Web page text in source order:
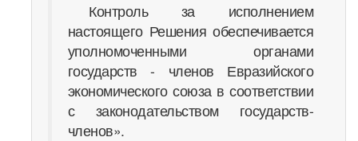
Контроль за исполнением
настоящего Решения обеспечивается
уполномоченными органами
государств - членов Евразийского
экономического союза в соответствии
с законодательством государств-
членов».